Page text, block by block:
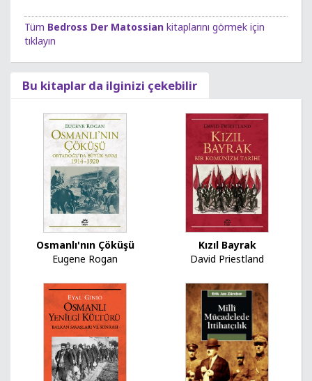
Tüm Bedross Der Matossian kitaplarını görmek için
tıklayın
Bu kitaplar da ilginizi çekebilir
Osmanlı'nın Çöküşü
Eugene Rogan
Kızıl Bayrak
David Priestland